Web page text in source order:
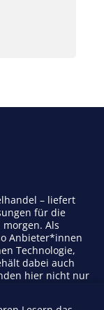
– liefert
für die
Als
Anbieter*innen
Technologie,
dabei auch
hier nicht nur